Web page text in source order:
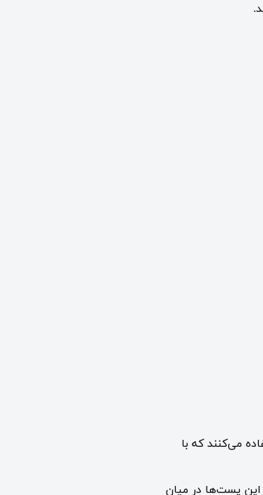
می‌کنند که با
اگر تعداد این پست‌ها در میان